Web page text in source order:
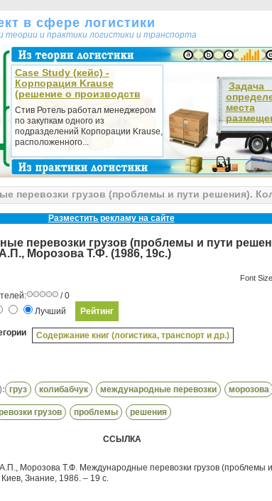
в сфере логистики
теории и практики логистики и транспорта
Case Study (кейс) -
Корпорация Krause
(решение о производств
Стив Ротель работал менеджером
по закупкам одного из
подразделений Корпорации Krause,
расположенного...
места
перевозки грузов (проблемы и пути решения).
Разместить рекламу на сайте
перевозки грузов (проблемы и пути
Морозова Т.Ф. (1986, 19с.)
Font Size
/ 0
Лучший
Содержание книг (логистика, транспорт и др.)
груз колибабчук международные перевозки морозова
грузов проблемы решения
ССЫЛКА
Морозова Т.Ф. Международные перевозки грузов (проблемы
Знание, 1986. – 19 с.